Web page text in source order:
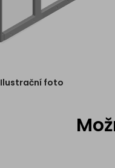
Ilustrační foto